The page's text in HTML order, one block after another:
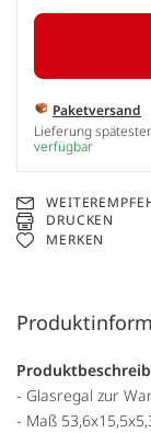
Paketversand
Lieferung
verfügbar
DRUCKEN
MERKEN
- Glasregal zur
- Maß